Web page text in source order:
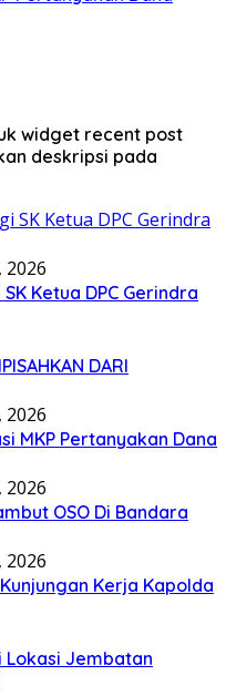
widget recent post
deskripsi pada
2026
Ketua DPC Gerindra
DARI
2026
MKP Pertanyakan Dana
2026
OSO Di Bandara
2026
Kerja Kapolda
Lokasi Jembatan